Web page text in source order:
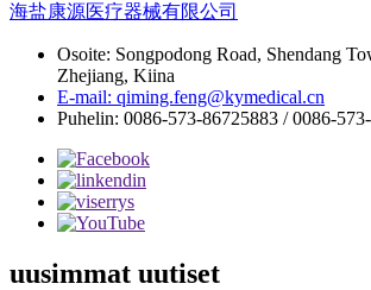
海盐康源医疗器械有限公司
Osoite: Songpodong Road, Shendang
Zhejiang, Kiina
E-mail: qiming.feng@kymedical.cn
Puhelin: 0086-573-86725883 / 0086-
uusimmat uutiset